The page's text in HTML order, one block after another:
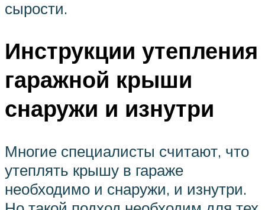
сырости.
Инструкции утепления
гаражной крыши
снаружи и изнутри
Многие специалисты считают, что
утеплять крышу в гараже
необходимо и снаружи, и изнутри.